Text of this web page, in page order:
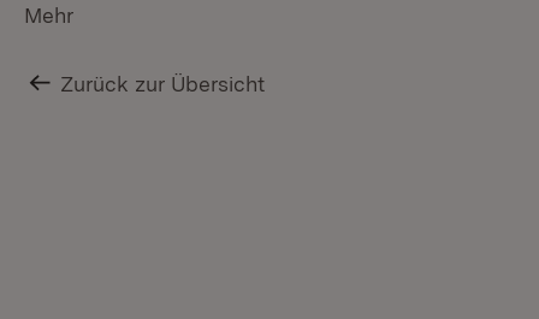
Mehr
Zurück zur Übersicht